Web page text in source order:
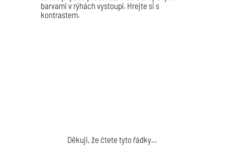
barvami v rýhách vystoupí. Hrejte si s
kontrastem.
Děkuji, že čtete tyto řádky…